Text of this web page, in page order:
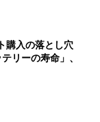
購入の落とし穴
リーの寿命」、